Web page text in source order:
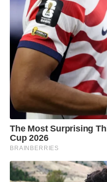
The Most Surprising
Cup 2026
BRAINBERRIES